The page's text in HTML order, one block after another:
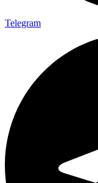
Telegram